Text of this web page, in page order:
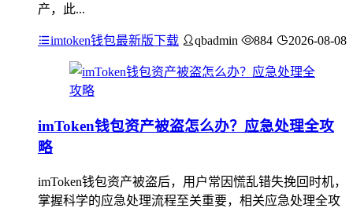
产，此...
imtoken钱包最新版下载 qbadmin 884 2026-08-08
imToken钱包资产被盗怎么办？应急处理全攻
略
imToken钱包资产被盗后，用户常因慌乱错失挽回时机，
掌握科学的应急处理流程至关重要，相关应急处理全攻